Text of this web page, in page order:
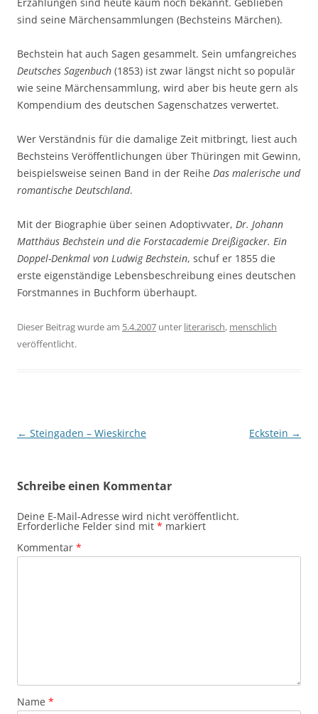
sind seine Märchensammlungen (Bechsteins Märchen).
Bechstein hat auch Sagen gesammelt. Sein umfangreiches
Deutsches Sagenbuch (1853) ist zwar längst nicht so populär
wie seine Märchensammlung, wird aber bis heute gern als
Kompendium des deutschen Sagenschatzes verwertet.
Wer Verständnis für die damalige Zeit mitbringt, liest auch
Bechsteins Veröffentlichungen über Thüringen mit Gewinn,
beispielsweise seinen Band in der Reihe Das malerische und
romantische Deutschland.
Mit der Biographie über seinen Adoptivvater, Dr. Johann
Matthäus Bechstein und die Forstacademie Dreißigacker. Ein
Doppel-Denkmal von Ludwig Bechstein, schuf er 1855 die
erste eigenständige Lebensbeschreibung eines deutschen
Forstmannes in Buchform überhaupt.
Dieser Beitrag wurde am 5.4.2007 unter literarisch, menschlich
veröffentlicht.
Beitragsnavigation
← Steingaden – Wieskirche Eckstein →
Schreibe einen Kommentar
Deine E-Mail-Adresse wird nicht veröffentlicht.
Erforderliche Felder sind mit * markiert
Kommentar *
Name *